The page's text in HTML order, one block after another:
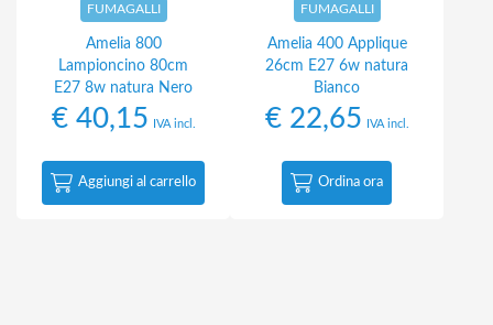
FUMAGALLI
Amelia 800
Lampioncino 80cm
E27 8w natura Nero
€40,15 IVA incl.
Aggiungi al carrello
FUMAGALLI
Amelia 400 Applique
26cm E27 6w natura
Bianco
€22,65 IVA incl.
Ordina ora